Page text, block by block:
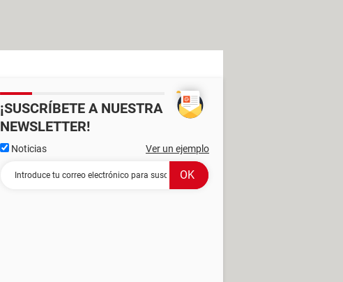
¡SUSCRÍBETE A NUESTRA
NEWSLETTER!
Noticias Ver un ejemplo